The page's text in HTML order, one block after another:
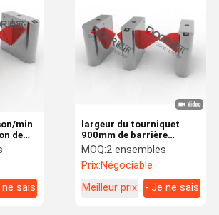
min
de
de
ne sais
largeur du tourniquet
900mm de barrière
d'aileron de passage du
fauteuil roulant 60W
MOQ:2 ensembles
Prix:Négociable
Meilleur prix
- Je ne sais